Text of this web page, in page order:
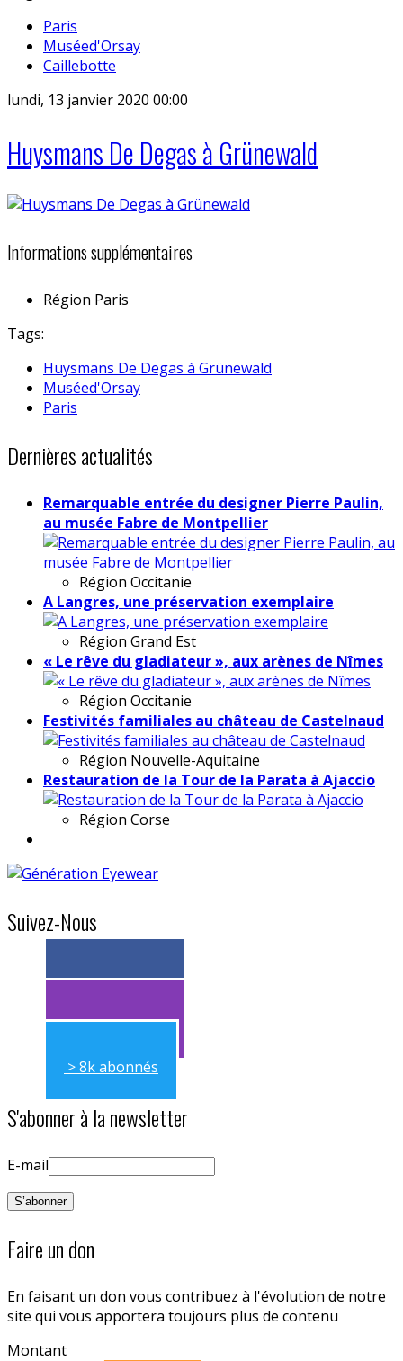
Paris
Muséed'Orsay
Caillebotte
lundi, 13 janvier 2020 00:00
Huysmans De Degas à Grünewald
Informations supplémentaires
Région Paris
Tags:
Huysmans De Degas à Grünewald
Muséed'Orsay
Paris
Dernières actualités
Remarquable entrée du designer Pierre Paulin,
au musée Fabre de Montpellier
Région Occitanie
A Langres, une préservation exemplaire
Région Grand Est
« Le rêve du gladiateur », aux arènes de Nîmes
Région Occitanie
Festivités familiales au château de Castelnaud
Région Nouvelle-Aquitaine
Restauration de la Tour de la Parata à Ajaccio
Région Corse
Suivez-Nous
> 11k abonnés
> 11k abonnés
> 8k abonnés
S'abonner à la newsletter
E-mail
Faire un don
En faisant un don vous contribuez à l'évolution de notre
site qui vous apportera toujours plus de contenu
Montant